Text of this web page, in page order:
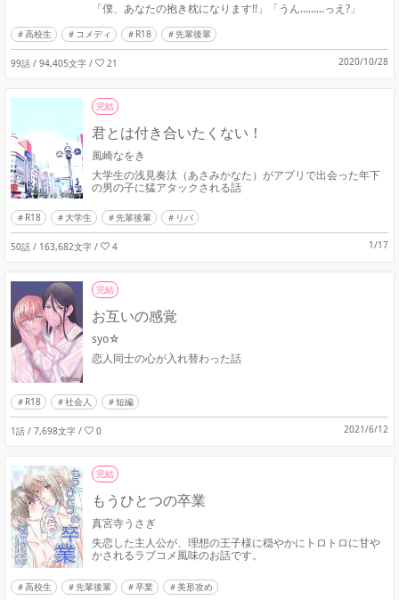
「僕、あなたの抱き枕になります!!」「うん………っえ?」
高校生 コメディ R18 先輩後輩
99話 / 94,405文字 / 21 2020/10/28
完結
君とは付き合いたくない！
風崎なをき
大学生の浅見奏汰（あさみかなた）がアプリで出会った年下
の男の子に猛アタックされる話
R18 大学生 先輩後輩 リバ
50話 / 163,682文字 / 4 1/17
完結
お互いの感覚
syo☆
恋人同士の心が入れ替わった話
R18 社会人 短編
1話 / 7,698文字 / 0 2021/6/12
完結
もうひとつの卒業
真宮寺うさぎ
失恋した主人公が、理想の王子様に穏やかにトロトロに甘や
かされるラブコメ風味のお話です。
高校生 先輩後輩 卒業 美形攻め